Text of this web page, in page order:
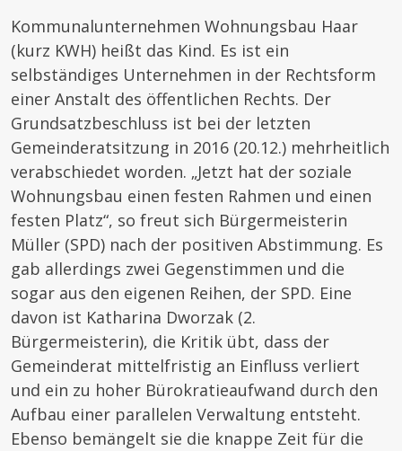
Kommunalunternehmen Wohnungsbau Haar
(kurz KWH) heißt das Kind. Es ist ein
selbständiges Unternehmen in der Rechtsform
einer Anstalt des öffentlichen Rechts. Der
Grundsatzbeschluss ist bei der letzten
Gemeinderatsitzung in 2016 (20.12.) mehrheitlich
verabschiedet worden. „Jetzt hat der soziale
Wohnungsbau einen festen Rahmen und einen
festen Platz“, so freut sich Bürgermeisterin
Müller (SPD) nach der positiven Abstimmung. Es
gab allerdings zwei Gegenstimmen und die
sogar aus den eigenen Reihen, der SPD. Eine
davon ist Katharina Dworzak (2.
Bürgermeisterin), die Kritik übt, dass der
Gemeinderat mittelfristig an Einfluss verliert
und ein zu hoher Bürokratieaufwand durch den
Aufbau einer parallelen Verwaltung entsteht.
Ebenso bemängelt sie die knappe Zeit für die